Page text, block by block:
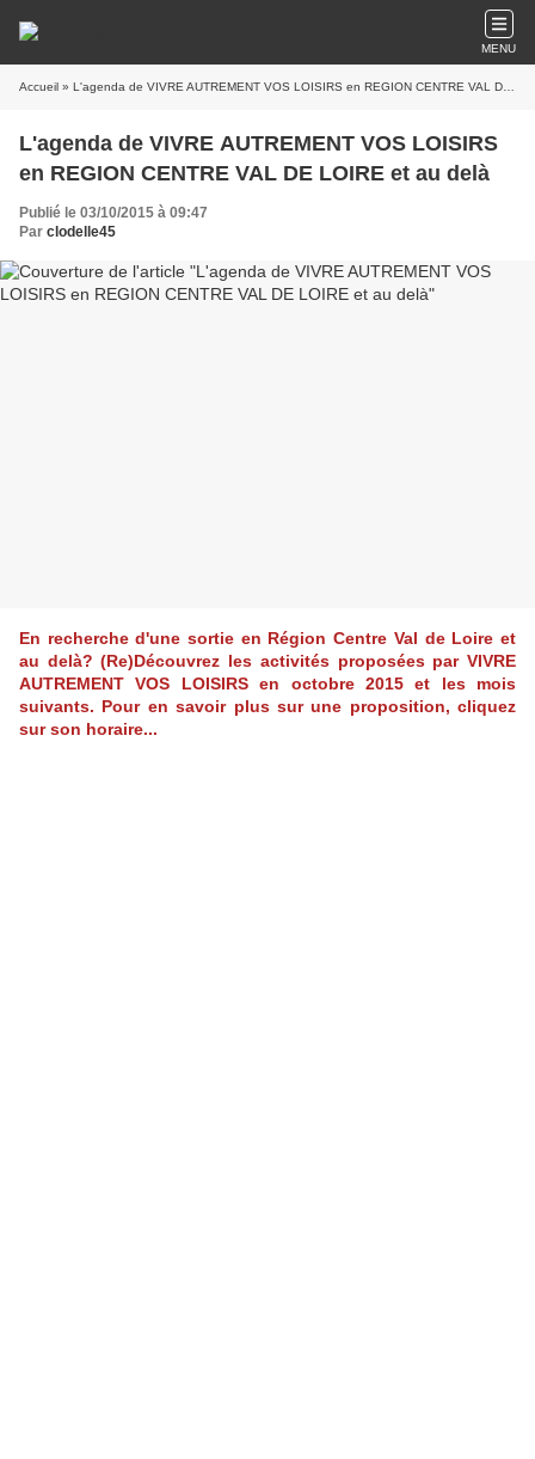
MENU
Accueil » L'agenda de VIVRE AUTREMENT VOS LOISIRS en REGION CENTRE VAL DE LOIRE et au delà
L'agenda de VIVRE AUTREMENT VOS LOISIRS
en REGION CENTRE VAL DE LOIRE et au delà
Publié le 03/10/2015 à 09:47
Par clodelle45
En recherche d'une sortie en Région Centre Val de Loire et
au delà? (Re)Découvrez les activités proposées par VIVRE
AUTREMENT VOS LOISIRS en octobre 2015 et les mois
suivants. Pour en savoir plus sur une proposition, cliquez
sur son horaire...